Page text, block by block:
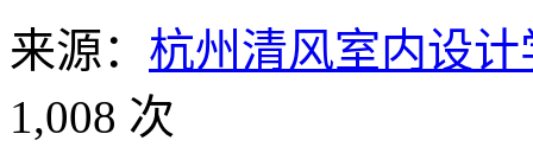
来源： 杭州清风室内设计
1,008 次